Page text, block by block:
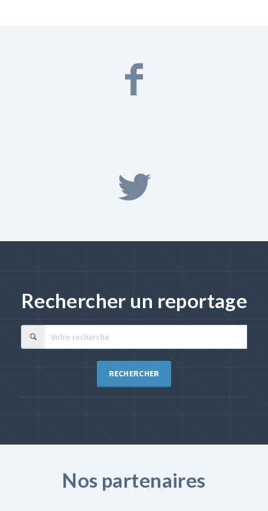
Rechercher un reportage
RECHERCHER
Nos partenaires